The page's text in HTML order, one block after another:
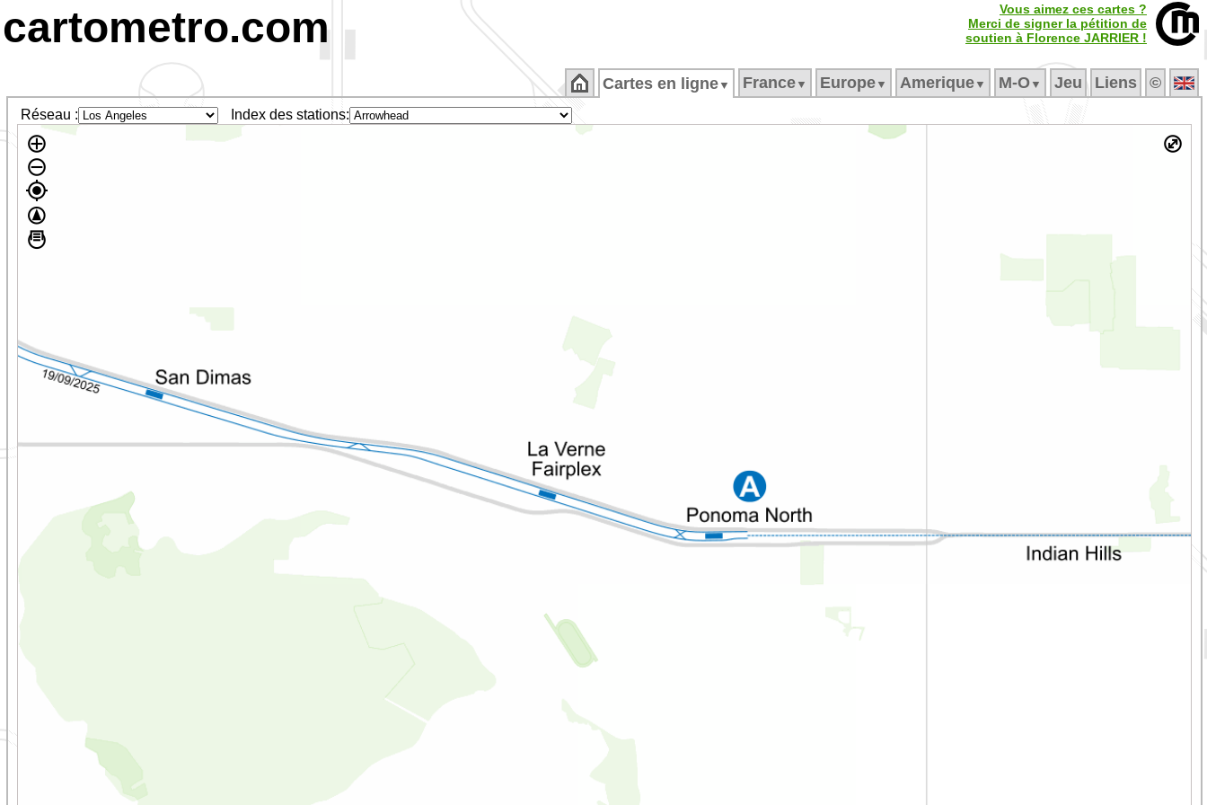
cartometro.com
Vous aimez ces cartes ?
Merci de signer la pétition de
soutien à Florence JARRIER !
Cartes en ligne ▼ France ▼ Europe ▼ Amerique ▼ M‑O ▼ Jeu Liens ©
Réseau : Index des stations: